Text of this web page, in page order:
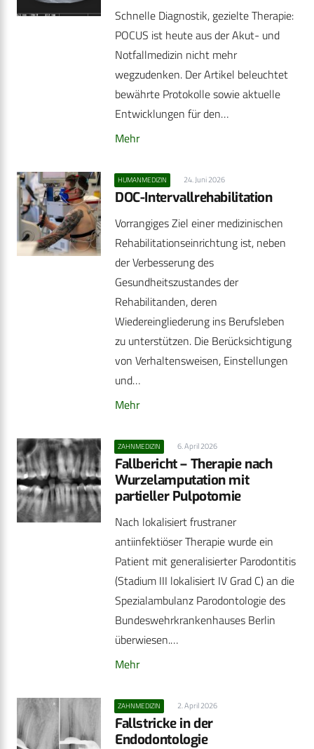
Schnelle Diagnostik, gezielte Therapie:
POCUS ist heute aus der Akut- und
Notfallmedizin nicht mehr
wegzudenken. Der Artikel beleuchtet
bewährte Protokolle sowie aktuelle
Entwicklungen für den…
Mehr
HUMANMEDIZIN 24. Juni 2026
DOC-Intervallrehabilitation
Vorrangiges Ziel einer medizinischen
Rehabilitationseinrichtung ist, neben
der Verbesserung des
Gesundheitszustandes der
Rehabilitanden, deren
Wiedereingliederung ins Berufsleben
zu unterstützen. Die Berücksichtigung
von Verhaltensweisen, Einstellungen
und…
Mehr
ZAHNMEDIZIN 6. April 2026
Fallbericht – Therapie nach
Wurzelamputation mit
partieller Pulpotomie
Nach lokalisiert frustraner
antiinfektiöser Therapie wurde ein
Patient mit generalisierter Parodontitis
(Stadium III lokalisiert IV Grad C) an die
Spezialambulanz Parodontologie des
Bundeswehrkrankenhauses Berlin
überwiesen.…
Mehr
ZAHNMEDIZIN 2. April 2026
Fallstricke in der
Endodontologie